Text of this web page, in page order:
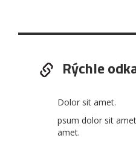
Rýchle
Dolor sit amet.
psum dolor sit
amet.